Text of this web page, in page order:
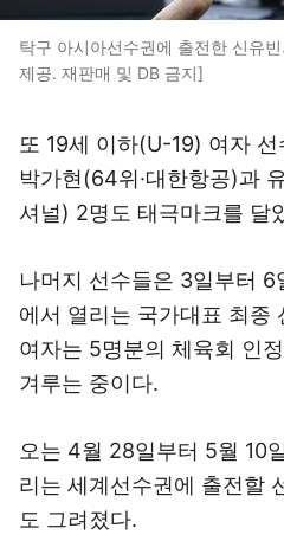
탁구 아시아선수권에 출전한 신유
제공. 재판매 및 DB 금지]
또 19세 이하(U-19) 여자
박가현(64위·대한항공)과
셔널) 2명도 태극마크를 달
나머지 선수들은 3일부터
에서 열리는 국가대표 최종
여자는 5명분의 체육회 인
겨루는 중이다.
오는 4월 28일부터 5월 10
리는 세계선수권에 출전할
도 그려졌다.